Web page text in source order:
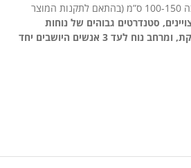
בוסטרים לרכב BeSafe מתאימים לקבוצת הגילאים 4-12, בטווחי המשקלים 15 עד 36 ק”ג או בגובה 100-150 ס”מ (בהתאם לתקנות המוצר
סטנדרטים גבוהים של נוחות
ופתרונות גמישים, המאפשרים התקנה והתאמה קלות, הגבהת הילד המאפשרת חגירה מדוייקת, ומרחב נוח לעד 3 אנשים היושבים יחד